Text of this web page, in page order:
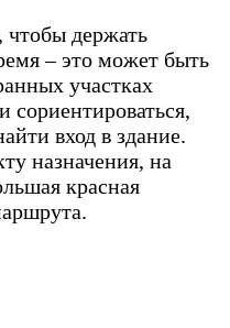
чтобы держать
– это может быть
участках
сориентироваться,
вход в здание.
назначения, на
красная